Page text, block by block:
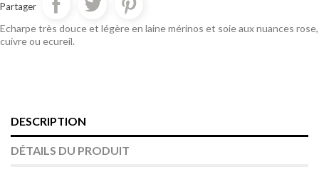
Partager
Echarpe très douce et légère en laine mérinos et soie aux nuances rose,
cuivre ou ecureil.
DESCRIPTION
DÉTAILS DU PRODUIT